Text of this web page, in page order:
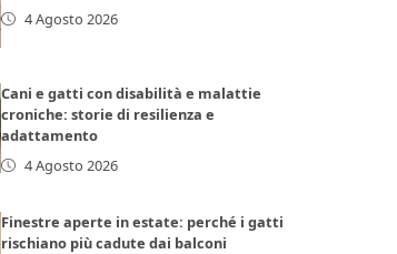
4 Agosto 2026
Cani e gatti con disabilità e malattie
croniche: storie di resilienza e
adattamento
4 Agosto 2026
Finestre aperte in estate: perché i gatti
rischiano più cadute dai balconi